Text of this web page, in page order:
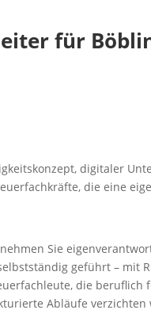
für
digitaler
die eine
Sie
geführt – mit
die
Abläufe verzichten